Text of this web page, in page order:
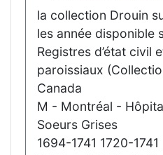
la collection Drouin
les année disponible
Registres d’état civil
paroissiaux
Canada
M - Montréal -
Soeurs Grises
1694-1741 1720-